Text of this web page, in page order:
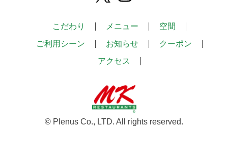
こだわり メニュー
空間
ご利用シーン
お知らせ
クーポン
アクセス
© Plenus Co., LTD. All rights reserved.